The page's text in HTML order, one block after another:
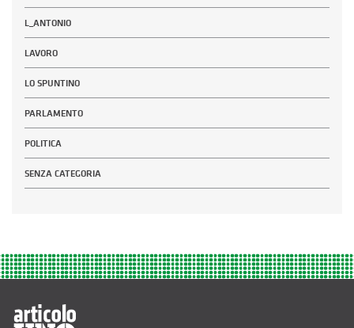
L_ANTONIO
LAVORO
LO SPUNTINO
PARLAMENTO
POLITICA
SENZA CATEGORIA